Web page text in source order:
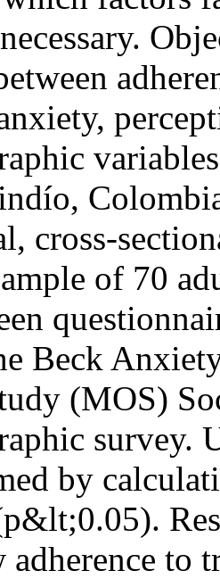
cross-
of 70
Beck
(MOS)
survey.
by
to